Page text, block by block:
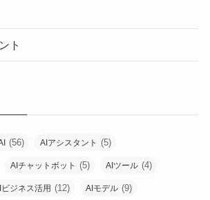
ト
(56) AIアシスタント (5)
AIチャットボット (5) AIツール (4)
ジネス活用 (12) AIモデル (9)